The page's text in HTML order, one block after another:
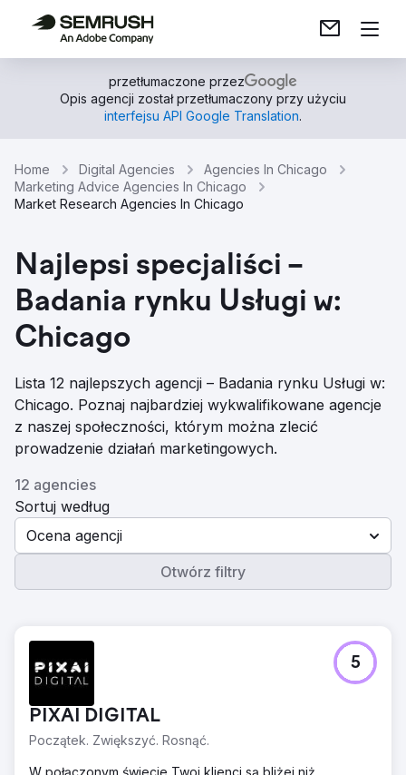
przetłumaczone przez
Opis agencji został przetłumaczony przy użyciu
interfejsu API Google Translation.
Home Digital Agencies
Agencies In Chicago
Marketing Advice Agencies In Chicago
Market Research Agencies In Chicago
Najlepsi specjaliści –
Badania rynku Usługi w:
Chicago
Lista 12 najlepszych agencji – Badania rynku Usługi w:
Chicago. Poznaj najbardziej wykwalifikowane agencje
z naszej społeczności, którym można zlecić
prowadzenie działań marketingowych.
12 agencies
Sortuj według
Ocena agencji
Otwórz filtry
PIXAI DIGITAL
Początek. Zwiększyć. Rosnąć.
5
W połączonym świecie Twoi klienci są bliżej niż